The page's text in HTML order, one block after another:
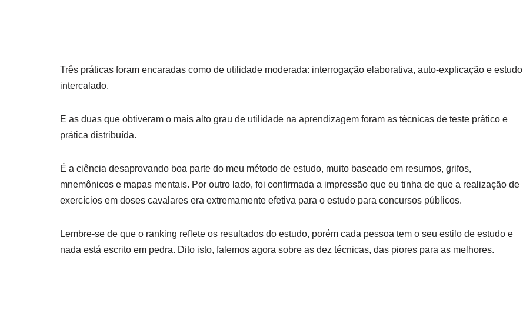
Três práticas foram encaradas como de utilidade moderada: interrogação elaborativa, auto-explicação e estudo
intercalado.
E as duas que obtiveram o mais alto grau de utilidade na aprendizagem foram as técnicas de teste prático e
prática distribuída.
É a ciência desaprovando boa parte do meu método de estudo, muito baseado em resumos, grifos,
mnemônicos e mapas mentais. Por outro lado, foi confirmada a impressão que eu tinha de que a realização de
exercícios em doses cavalares era extremamente efetiva para o estudo para concursos públicos.
Lembre-se de que o ranking reflete os resultados do estudo, porém cada pessoa tem o seu estilo de estudo e
nada está escrito em pedra. Dito isto, falemos agora sobre as dez técnicas, das piores para as melhores.